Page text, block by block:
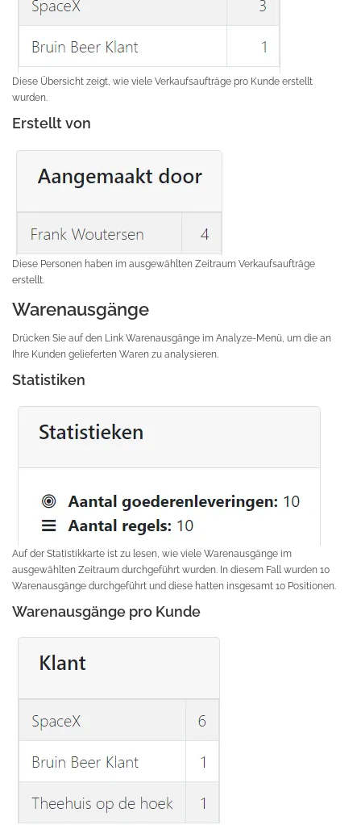
Diese Übersicht zeigt, wie viele Verkaufsaufträge pro Kunde erstellt
wurden.
Erstellt von
Diese Personen haben im ausgewählten Zeitraum Verkaufsaufträge
erstellt.
Warenausgänge
Drücken Sie auf den Link Warenausgänge im Analyze-Menü, um die an
Ihre Kunden gelieferten Waren zu analysieren.
Statistiken
Auf der Statistikkarte ist zu lesen, wie viele Warenausgänge im
ausgewählten Zeitraum durchgeführt wurden. In diesem Fall wurden 10
Warenausgänge durchgeführt und diese hatten insgesamt 10 Positionen.
Warenausgänge pro Kunde